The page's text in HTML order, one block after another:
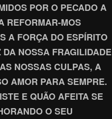
POR O PECADO A
REFORMAR-MOS
A FORÇA DO ESPÍRITO
NOSSA FRAGILIDADE
NOSSAS CULPAS, A
AMOR PARA SEMPRE.
E QUÃO AFEITA SE
O SEU